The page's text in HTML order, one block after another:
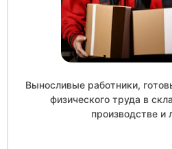
Выносливые работники,
физического труда в
производстве и